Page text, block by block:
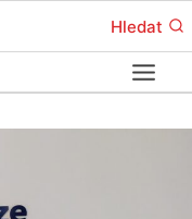
Hledat